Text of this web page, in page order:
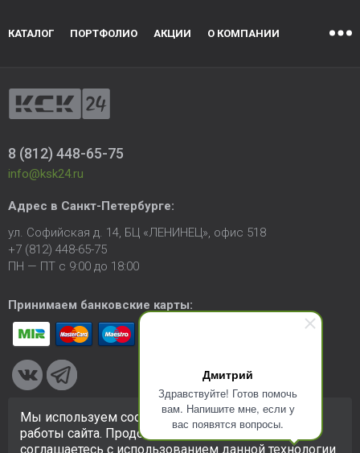
Дмитрий
Здравствуйте! Готов помочь
вам. Напишите мне, если у
вас появятся вопросы.
КАТАЛОГ ПОРТФОЛИО АКЦИИ О КОМПАНИИ
8 (812) 448-65-75
info@ksk24.ru
Адрес в Санкт-Петербурге:
ул. Софийская д. 14, БЦ «ЛЕНИНЕЦ», офис 518
+7 (812) 448-65-75
ПН — ПТ с 9:00 до 18:00
Принимаем банковские карты:
© 2005-2026 ООО «КСК». Сайт https://ksk24.ruсоздан
исключительно в информационных целях и любая информация
Мы используем cookie-файлы для улучшения
работы сайта. Продолжая использовать сайт, вы
соглашаетесь с использованием данной технологии